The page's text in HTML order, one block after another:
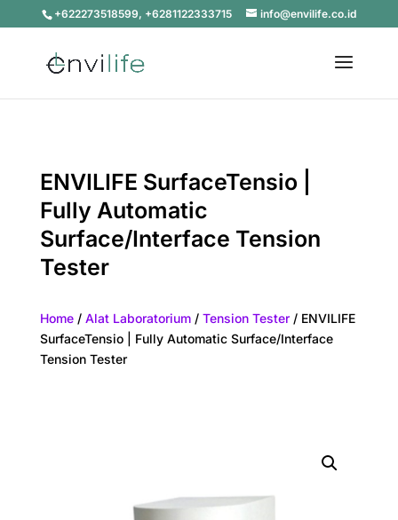
+622273518599, +6281122333715 info@envilife.co.id
ENVILIFE SurfaceTensio |
Fully Automatic
Surface/Interface Tension
Tester
Home/ Alat Laboratorium/ Tension Tester/ ENVILIFE
SurfaceTensio | Fully Automatic Surface/Interface
Tension Tester